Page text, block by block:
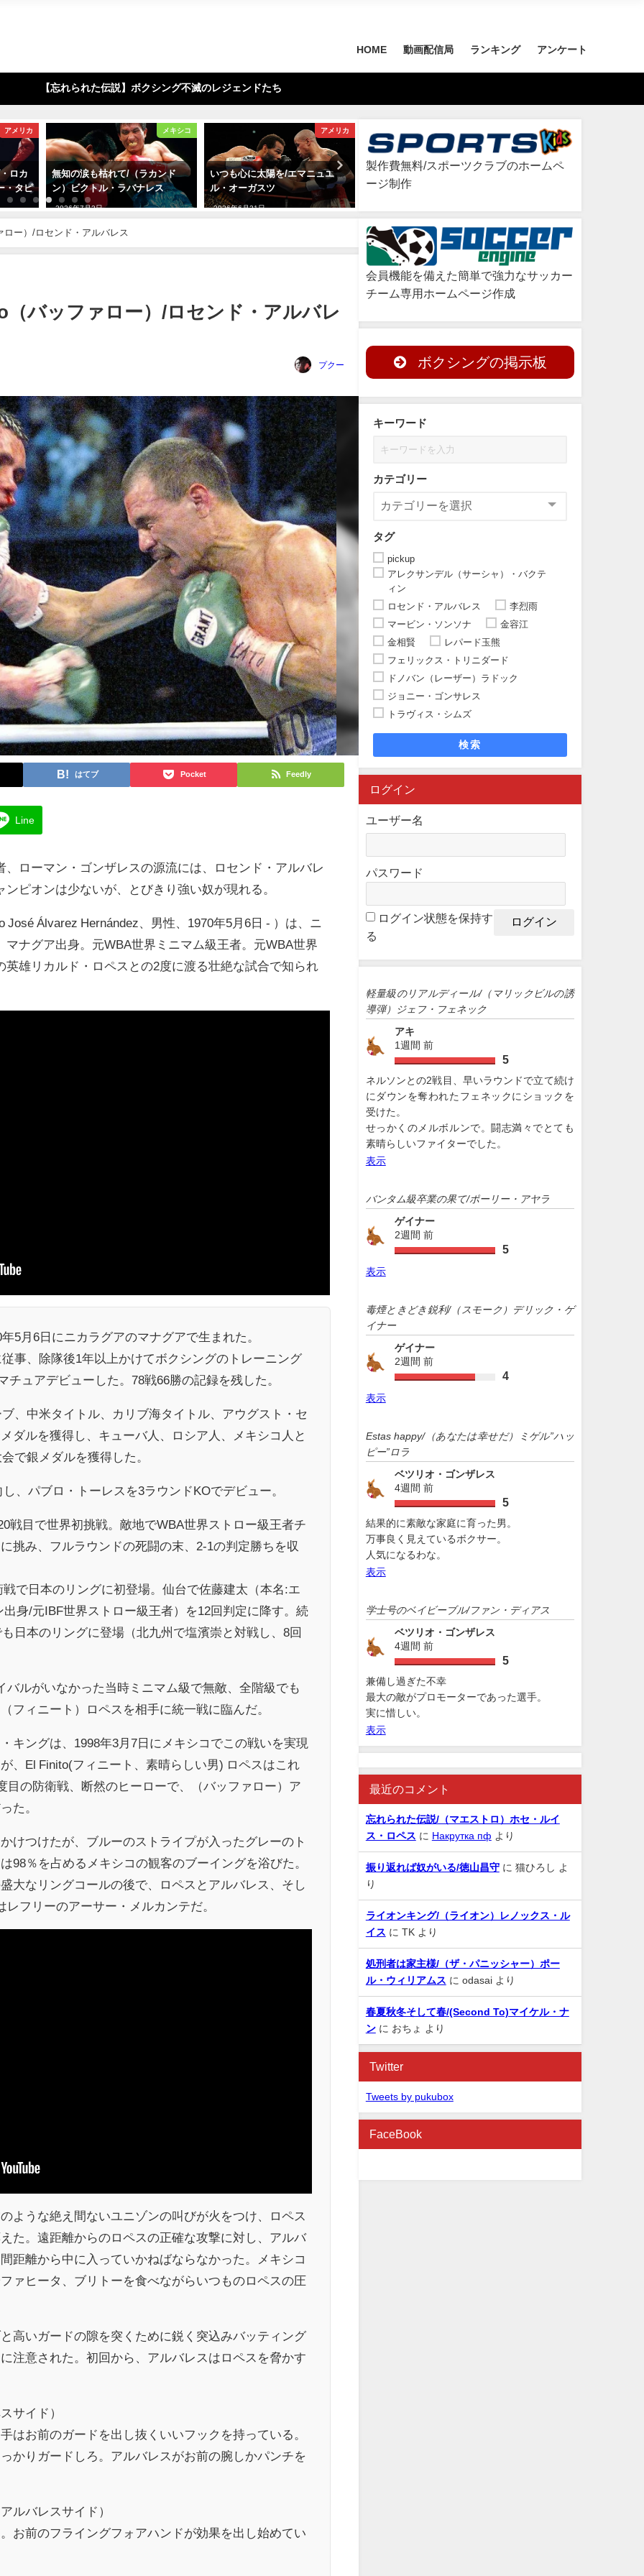
HOME 動画配信局 ランキング アンケート
【忘れられた伝説】ボクシング不滅のレジェンドたち
メキシコ
ンド
ス
アメリカ
いつも心に太陽を/エマニュエ
ル・オーガスツ
2026年6月21日
アメリカ
半世紀の月光/ジョージ・フォア
マン
2026年7月13日
青い空の真下/坂本博之
ー）/ロセンド・アルバレス
バッファロー）/ロセンド・アルバレ
プクー
はてブ Pocket Feedly
Line
ローマン・ゴンザレスの源流には、ロセンド・アルバレ
ピオンは少ないが、とびきり強い奴が現れる。
José Álvarez Hernández、男性、1970年5月6日 - ）は、ニ
ナグア出身。元WBA世界ミニマム級王者。元WBA世界
雄リカルド・ロペスとの2度に渡る壮絶な試合で知られ
5月6日にニカラグアのマナグアで生まれた。
事、除隊後1年以上かけてボクシングのトレーニング
チュアデビューした。78戦66勝の記録を残した。
、中米タイトル、カリブ海タイトル、アウグスト・セ
ダルを獲得し、キューバ人、ロシア人、メキシコ人と
で銀メダルを獲得した。
、パブロ・トーレスを3ラウンドKOでデビュー。
戦目で世界初挑戦。敵地でWBA世界ストロー級王者チ
挑み、フルラウンドの死闘の末、2-1の判定勝ちを収
で日本のリングに初登場。仙台で佐藤建太（本名:エ
身/元IBF世界ストロー級王者）を12回判定に降す。続
日本のリングに登場（北九州で塩濱崇と対戦し、8回
バルがいなかった当時ミニマム級で無敵、全階級でも
フィニート）ロペスを相手に統一戦に臨んだ。
キングは、1998年3月7日にメキシコでこの戦いを実現
、El Finito(フィニート、素晴らしい男) ロペスはこれ
目の防衛戦、断然のヒーローで、（バッファロー）ア
た。
けつけたが、ブルーのストライプが入ったグレーのト
98％を占めるメキシコの観客のブーイングを浴びた。
大なリングコールの後で、ロペスとアルバレス、そし
フリーのアーサー・メルカンテだ。
ような絶え間ないユニゾンの叫びが火をつけ、ロペス
た。遠距離からのロペスの正確な攻撃に対し、アルバ
距離から中に入っていかねばならなかった。メキシコ
ァヒータ、ブリトーを食べながらいつものロペスの圧
高いガードの隙を突くために鋭く突込みバッティング
注意された。初回から、アルバレスはロペスを脅かす
サイド）
はお前のガードを出し抜くいいフックを持っている。
かりガードしろ。アルバレスがお前の腕しかパンチを
ルバレスサイド）
お前のフライングフォアハンドが効果を出し始めてい
製作費無料/スポーツクラブのホームペ
ージ制作
会員機能を備えた簡単で強力なサッカー
チーム専用ホームページ作成
ボクシングの掲示板
キーワード
カテゴリー
タグ
pickup
アレクサンデル（サーシャ）・バクテ
ィン
ロセンド・アルバレス
李烈雨
マービン・ソンソナ
金容江
金相賢
レパード玉熊
フェリックス・トリニダード
ドノバン（レーザー）ラドック
ジョニー・ゴンサレス
トラヴィス・シムズ
検索
ログイン
ユーザー名
パスワード
ログイン状態を保持す
る
軽量級のリアルディール/（マリックビルの誘
導弾）ジェフ・フェネック
アキ
1週間 前
5
ネルソンとの2戦目、早いラウンドで立て続け
にダウンを奪われたフェネックにショックを
受けた。
せっかくのメルボルンで。闘志満々でとても
素晴らしいファイターでした。
表示
バンタム級卒業の果て/ポーリー・アヤラ
ゲイナー
2週間 前
5
表示
毒煙ときどき鋭利/（スモーク）デリック・ゲ
イナー
ゲイナー
2週間 前
4
表示
Estas happy/（あなたは幸せだ）ミゲル”ハッ
ピー”ロラ
ベツリオ・ゴンザレス
4週間 前
5
結果的に素敵な家庭に育った男。
万事良く見えているボクサー。
人気になるわな。
表示
学士号のベイビーブル/ファン・ディアス
ベツリオ・ゴンザレス
4週間 前
5
兼備し過ぎた不幸
最大の敵がプロモーターであった選手。
実に惜しい。
表示
最近のコメント
忘れられた伝説/（マエストロ）ホセ・ルイ
ス・ロペス に Накрутка пф より
振り返れば奴がいる/徳山昌守に 猫ひろし よ
り
ライオンキング/（ライオン）レノックス・ル
イス に TKより
処刑者は家主様/（ザ・パニッシャー）ポー
ル・ウィリアムス に odasaiより
春夏秋冬そして春/(Second To)マイケル・ナ
ンに おちょ より
Twitter
Tweets by pukubox
FaceBook